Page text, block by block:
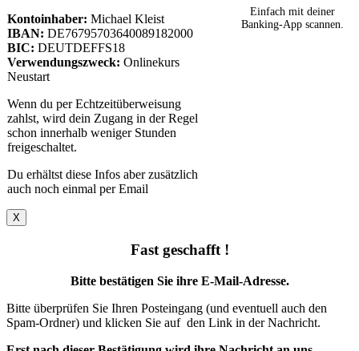
Kontoinhaber: Michael Kleist
IBAN: DE76795703640089182000
BIC: DEUTDEFFS18
Verwendungszweck: Onlinekurs
Neustart
Wenn du per Echtzeitüberweisung
zahlst, wird dein Zugang in der Regel
schon innerhalb weniger Stunden
freigeschaltet.
Du erhältst diese Infos aber zusätzlich
auch noch einmal per Email
Einfach mit deiner
Banking-App scannen.
X
Fast geschafft !
Bitte bestätigen Sie ihre E-Mail-Adresse.
Bitte überprüfen Sie Ihren Posteingang (und eventuell auch den
Spam-Ordner) und klicken Sie auf den Link in der Nachricht.